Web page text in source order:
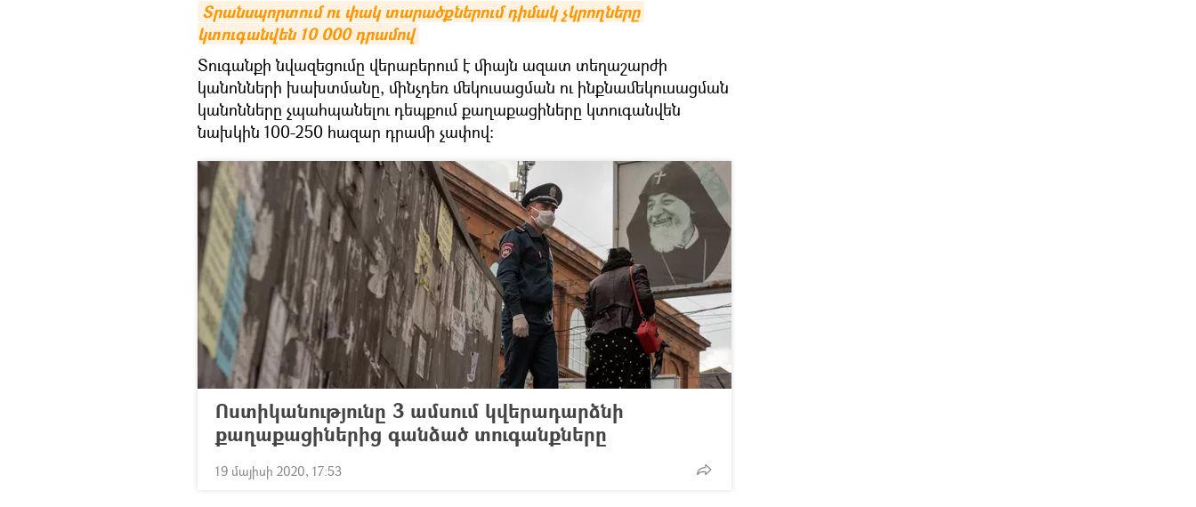
Տրանսպորտում ու փակ տարածքներում դիմակ չկրողները
կտուգանվեն 10 000 դրամով
Տուգանքի նվազեցումը վերաբերում է միայն ազատ տեղաշարժի
կանոնների խախտմանը, մինչդեռ մեկուսացման ու ինքնամեկուսացման
կանոնները չպահպանելու դեպքում քաղաքացիները կտուգանվեն
նախկին 100-250 հազար դրամի չափով:
Ոստիկանությունը 3 ամսում կվերադարձնի
քաղաքացիներից գանձած տուգանքները
19 մայիսի 2020, 17:53